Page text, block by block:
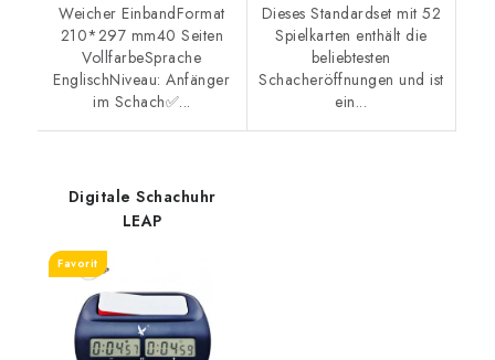
Weicher EinbandFormat
210*297 mm40 Seiten
VollfarbeSprache
EnglischNiveau: Anfänger
im Schach✅...
Dieses Standardset mit 52
Spielkarten enthält die
beliebtesten
Schacheröffnungen und ist
ein...
Digitale Schachuhr
LEAP
Favorit